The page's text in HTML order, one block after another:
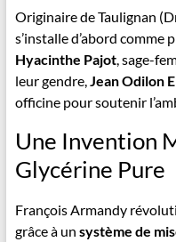
Originaire de Taulignan
s’installe d’abord comme
Hyacinthe Pajot, sage-
leur gendre,Jean Odilon
officine pour soutenir
Une Invention
Glycérine Pure
François Armandy
grâce à un système de